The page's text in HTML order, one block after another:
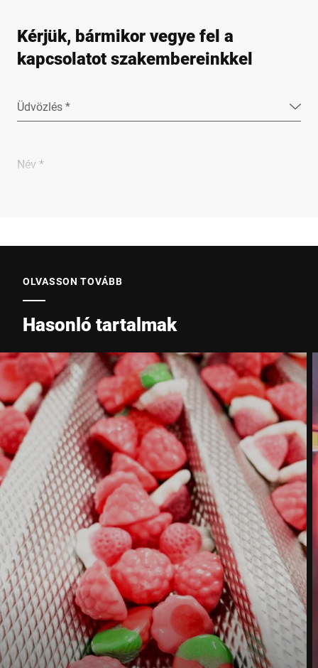
Kérjük, bármikor vegye fel a
kapcsolatot szakembereinkkel
Üdvözlés *
Név *
E-Mail *
Telefon *
Utca *
Irányítószám *
Város *
Ország *
Az Ön üzenete nekünk *
OLVASSON TOVÁBB
Hasonló tartalmak